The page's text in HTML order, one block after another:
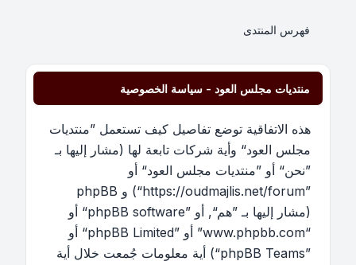
فهرس المنتدى
منتديات مجلس العود - سياسة الخصوصية
هذه الاتفاقية توضع تفاصيل كيف تستعمل ”منتديات
مجلس العود“ وأية شركات تابعة لها (مشار إليها بـ
”نحن“ أو ”منتديات مجلس العود“ أو
”https://oudmajlis.net/forum“) و phpBB
(مشار إليها بـ ”هم“, أو ”phpBB software“ أو
“www.phpbb.com” أو ”phpBB Limited“ أو
”phpBB Teams“) أية معلومات جُمعت خلال أية